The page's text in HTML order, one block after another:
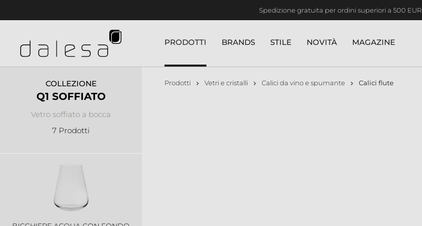
Spedizione gratuita per ordini superiori a 500 EUR
PRODOTTI BRANDS STILE NOVITÀ MAGAZINE
COLLEZIONE
Q1 SOFFIATO
Vetro soffiato a bocca
7 Prodotti
Prodotti Vetri e cristalli Calici da vino e spumante Calici flute